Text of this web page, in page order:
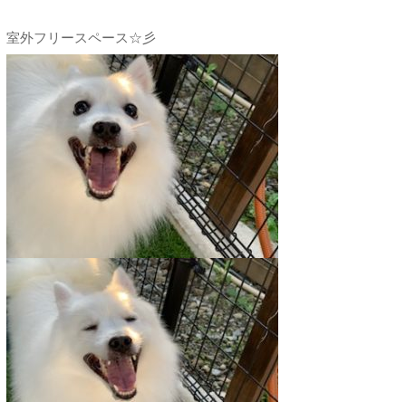
室外フリースペース☆彡